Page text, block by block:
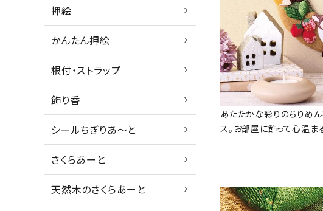
押絵
かんたん押絵
根付・ストラップ
飾り香
シールちぎりあ～と
さくらあーと
天然木のさくらあーと
あたたかな彩りのちりめ
ス。お部屋に飾って心温